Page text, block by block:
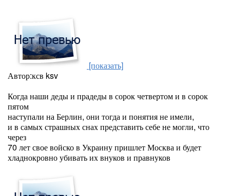
[показать]
Автор:ксв ksv
Когда наши деды и прадеды в сорок четвертом и в сорок
пятом
наступали на Берлин, они тогда и понятия не имели,
и в самых страшных снах представить себе не могли, что
через
70 лет свое войско в Украину пришлет Москва и будет
хладнокровно убивать их внуков и правнуков